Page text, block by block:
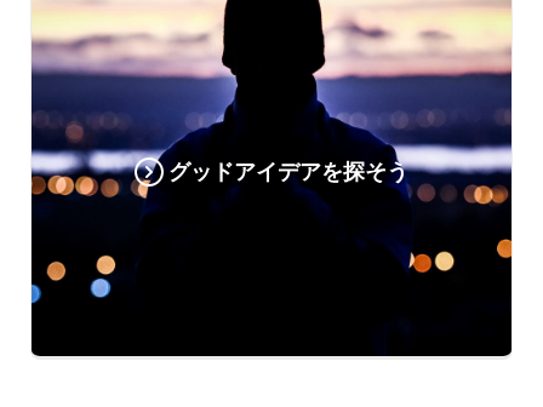
グッドアイデアを探そう